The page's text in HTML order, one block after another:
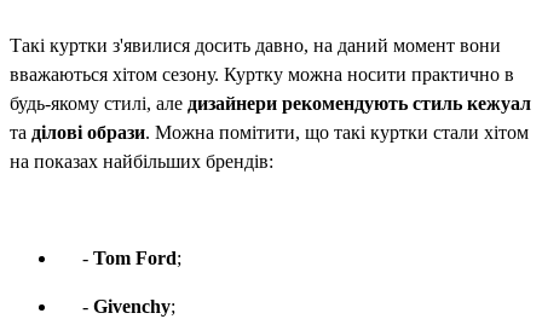
Такі куртки з'явилися досить давно, на даний момент вони
вважаються хітом сезону. Куртку можна носити практично в
будь-якому стилі, але дизайнери рекомендують стиль кежуал
та ділові образи. Можна помітити, що такі куртки стали хітом
на показах найбільших брендів:
- Tom Ford;
- Givenchy;